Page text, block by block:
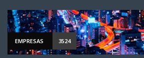
EMPRESAS 3524